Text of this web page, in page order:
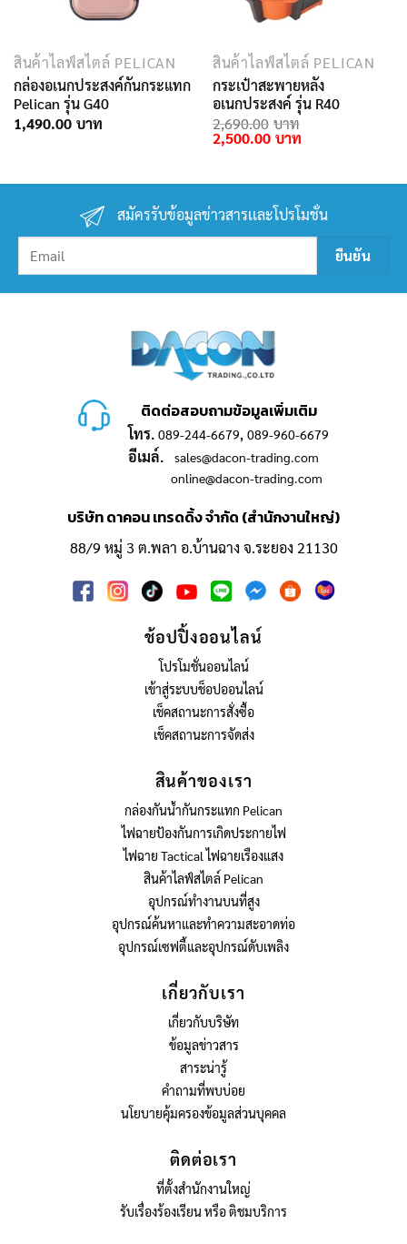
สินค้าไลฟ์สไตล์ PELICAN
กล่องอเนกประสงค์กันกระแทก
Pelican รุ่น G40
1,490.00
สินค้าไลฟ์สไตล์ PELICAN
กระเป๋าสะพายหลัง
อเนกประสงค์ รุ่น R40
2,690.00
Original
price
2,690.00฿.
2,500.00 Current
2,500.00฿.
สมัครรับข้อมูลข่าวสารเเละโปรโมชั่น
ติดต่อสอบถามข้อมูลเพิ่มเติม
โทร. 089-244-6679, 089-960-6679
อีเมล์.
sales@dacon-trading.com
online@dacon-trading.com
บริษัท ดาคอน เทรดดิ้ง จำกัด (สำนักงานใหญ่)
88/9 หมู่ 3 ต.พลา อ.บ้านฉาง จ.ระยอง 21130
ช้อปปิ้งออนไลน์
โปรโมชั่นออนไลน์
เข้าสู่ระบบช็อปออนไลน์
เช็คสถานะการสั่งซื้อ
เช็คสถานะการจัดส่ง
สินค้าของเรา
กล่องกันน้ำกันกระแทก Pelican
ไฟฉายป้องกันการเกิดประกายไฟ
ไฟฉาย Tactical ไฟฉายเรืองแสง
สินค้าไลฟ์สไตล์ Pelican
อุปกรณ์ทำงานบนที่สูง
อุปกรณ์ค้นหาและทำความสะอาดท่อ
อุปกรณ์เซฟตี้และอุปกรณ์ดับเพลิง
เกี่ยวกับเรา
เกี่ยวกับบริษัท
ข้อมูลข่าวสาร
สาระน่ารู้
คำถามที่พบบ่อย
นโยบายคุ้มครองข้อมูลส่วนบุคคล
ติดต่อเรา
ที่ตั้งสำนักงานใหญ่
รับเรื่องร้องเรียน หรือ ติชมบริการ